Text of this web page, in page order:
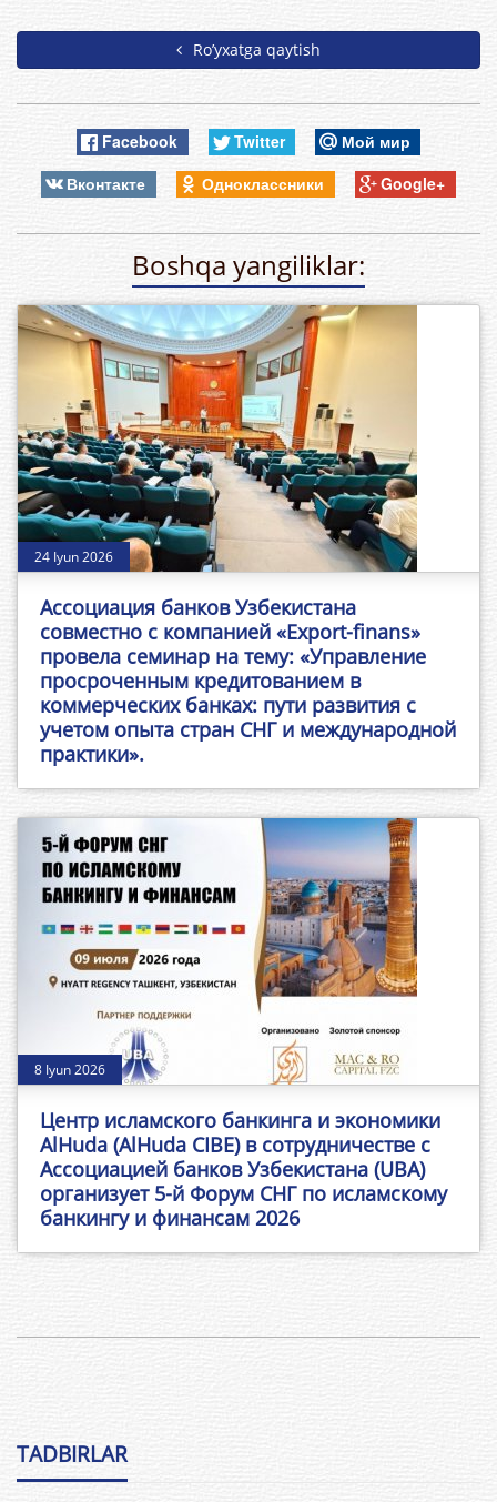
Ro’yxatga qaytish
Facebook Twitter
Мой мир
Вконтакте
Одноклассники Google+
Boshqa yangiliklar:
24 Iyun 2026
Ассоциация банков Узбекистана
совместно с компанией «Export-finans»
провела семинар на тему: «Управление
просроченным кредитованием в
коммерческих банках: пути развития с
учетом опыта стран СНГ и международной
практики».
8 Iyun 2026
Центр исламского банкинга и экономики
AlHuda (AlHuda CIBE) в сотрудничестве с
Ассоциацией банков Узбекистана (UBA)
организует 5-й Форум СНГ по исламскому
банкингу и финансам 2026
TADBIRLAR